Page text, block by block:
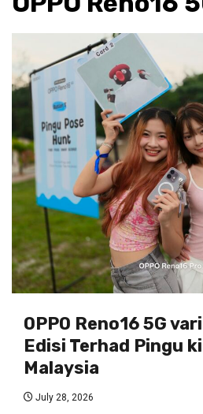
OPPO Reno16 5G
Edisi Terhad Pingu
Malaysia
July 28, 2026